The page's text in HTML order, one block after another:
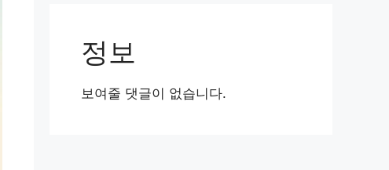
정보
보여줄 댓글이 없습니다.